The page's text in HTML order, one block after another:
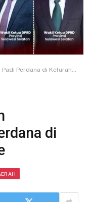
di Kelurahan Maccope
di